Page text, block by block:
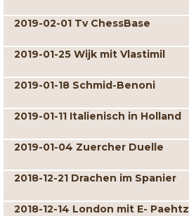
2019-02-01 Tv ChessBase
2019-01-25 Wijk mit Vlastimil
2019-01-18 Schmid-Benoni
2019-01-11 Italienisch in Holland
2019-01-04 Zuercher Duelle
2018-12-21 Drachen im Spanier
2018-12-14 London mit E- Paehtz